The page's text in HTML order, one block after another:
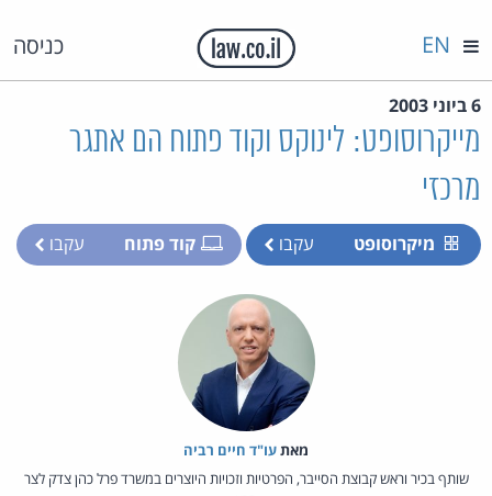
כניסה EN
6 ביוני 2003
מייקרוסופט: לינוקס וקוד פתוח הם אתגר
מרכזי
מיקרוסופט עקבו קוד פתוח עקבו
מאת‏עו"ד חיים רביה
שותף בכיר וראש קבוצת הסייבר, הפרטיות וזכויות היוצרים במשרד פרל כהן צדק לצר